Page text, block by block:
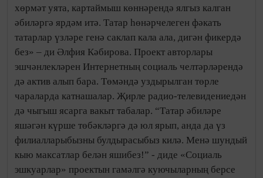
хөрмәт уята, картаймыш көннәрендә ялгыз калган
әбиләргә ярдәм итә. Татар һөнәрчелеген фәкать
татарлар үзләре генә саклап кала ала, дигән фикердә
без» – ди Әлфия Кәбирова. Проект авторлары
эшчәнлекләрен Интернетның социаль челтәрләрендә
дә актив алып бара. Төмәндә уздырылган төрле
чараларда катнашалар. Җирле радио-телевидениедән
дә чыгыш ясарга вакыт табалар. “Татар әбиләре
яшәгән күрше төбәкләргә дә юл ярып, анда да үз
филиалларыбызны булдырасыбыз килә. Менә шундый
кыю максатлар белән яшибез!” - диде «Социаль
эшкуарлар» проектын гамәлгә куючыларның берсе